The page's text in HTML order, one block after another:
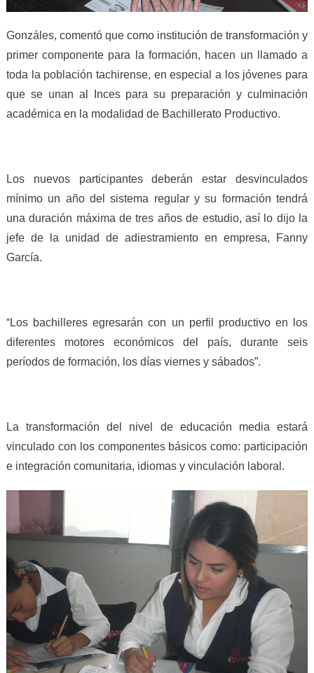
Gonzáles, comentó que como institución de transformación y
primer componente para la formación, hacen un llamado a
toda la población tachirense, en especial a los jóvenes para
que se unan al Inces para su preparación y culminación
académica en la modalidad de Bachillerato Productivo.
Los nuevos participantes deberán estar desvinculados
mínimo un año del sistema regular y su formación tendrá
una duración máxima de tres años de estudio, así lo dijo la
jefe de la unidad de adiestramiento en empresa, Fanny
García.
“Los bachilleres egresarán con un perfil productivo en los
diferentes motores económicos del país, durante seis
períodos de formación, los días viernes y sábados”.
La transformación del nivel de educación media estará
vinculado con los componentes básicos como: participación
e integración comunitaria, idiomas y vinculación laboral.